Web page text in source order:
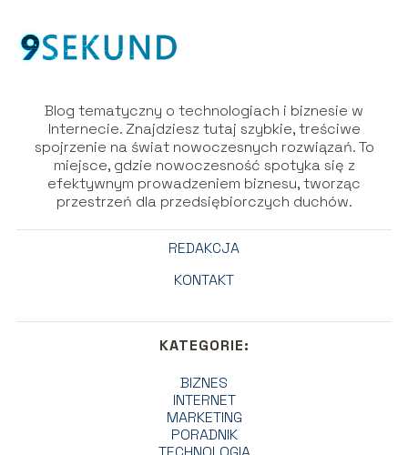
Blog tematyczny o technologiach i biznesie w
Internecie. Znajdziesz tutaj szybkie, treściwe
spojrzenie na świat nowoczesnych rozwiązań. To
miejsce, gdzie nowoczesność spotyka się z
efektywnym prowadzeniem biznesu, tworząc
przestrzeń dla przedsiębiorczych duchów.
REDAKCJA
KONTAKT
KATEGORIE:
BIZNES
INTERNET
MARKETING
PORADNIK